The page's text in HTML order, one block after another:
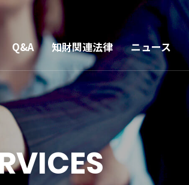
Q&A 知財関連法律 ニュース